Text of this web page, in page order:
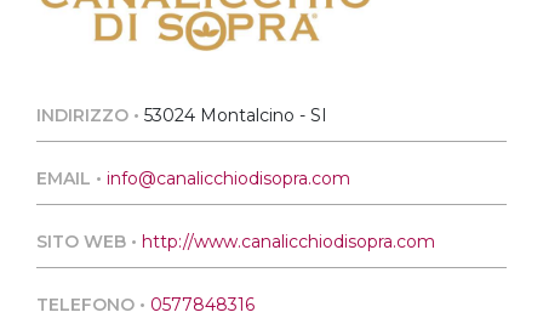
INDIRIZZO • 53024 Montalcino - SI
EMAIL • info@canalicchiodisopra.com
SITO WEB • http://www.canalicchiodisopra.com
TELEFONO • 0577848316